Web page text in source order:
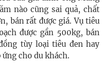
nào cũng sai quả, chất
bán rất được giá. Vụ tiêu
được gần 500kg, bán
tùy loại tiêu đen hay
cho du khách.